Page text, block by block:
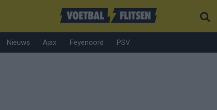
Nieuws Ajax Feyenoord PSV